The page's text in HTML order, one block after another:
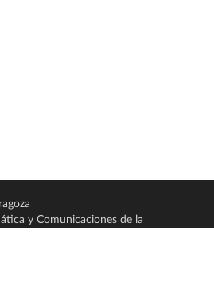
y Comunicaciones de la